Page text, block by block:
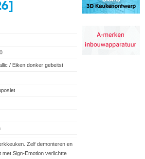
/ Eiken donker gebeitst
Zelf demonteren en
met Sign-Emotion verlichtte